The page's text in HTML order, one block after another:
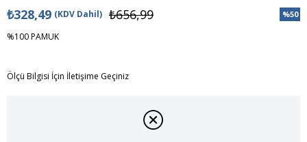
%50
₺656,99
₺328,49 (KDV Dahil)
%100 PAMUK
Ölçü Bilgisi İçin İletişime Geçiniz